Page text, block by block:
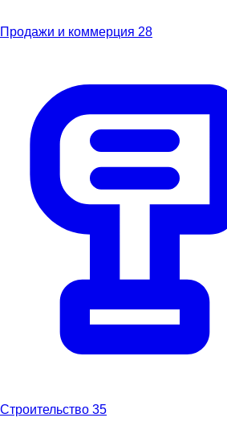
Продажи и коммерция 28
Строительство 35